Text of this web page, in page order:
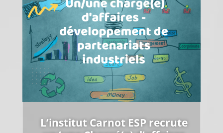
L’institut Carnot ESP recrute